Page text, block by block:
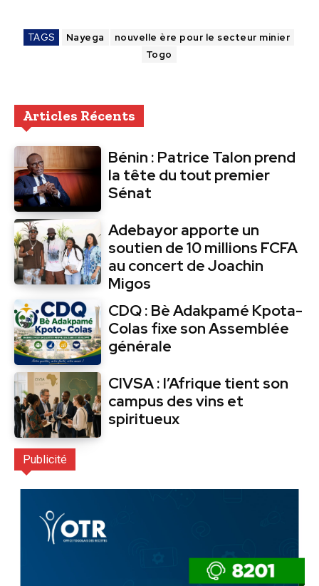
TAGS Nayega
nouvelle ère pour le secteur minier
Togo
Articles Récents
Bénin : Patrice Talon prend
la tête du tout premier
Sénat
Adebayor apporte un
soutien de 10 millions FCFA
au concert de Joachin
Migos
CDQ : Bè Adakpamé Kpota-
Colas fixe son Assemblée
générale
CIVSA : l’Afrique tient son
campus des vins et
spiritueux
Publicité